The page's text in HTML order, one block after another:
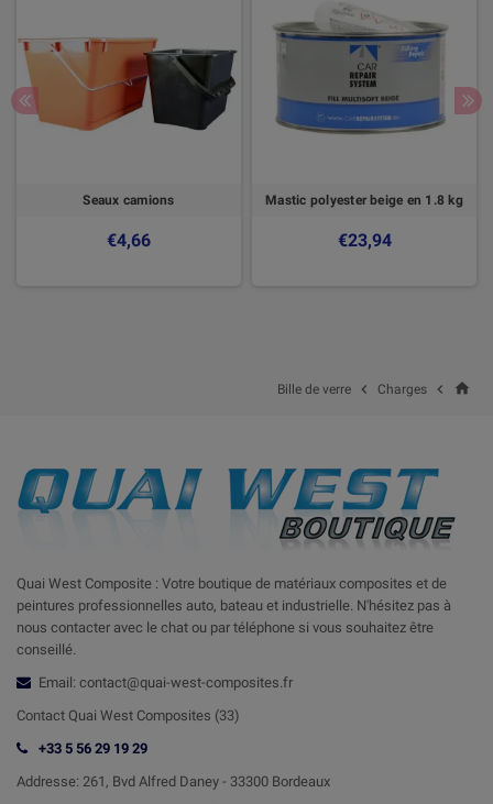
Seaux camions
€4,66
Mastic polyester beige en 1.8 kg
€23,94
home

Charges

Bille de verre
Quai West Composite : Votre boutique de matériaux composites et de
peintures professionnelles auto, bateau et industrielle. N'hésitez pas à
nous contacter avec le chat ou par téléphone si vous souhaitez être
conseillé.
Email: contact@quai-west-composites.fr
Contact Quai West Composites (33)
+33 5 56 29 19 29
Addresse: 261, Bvd Alfred Daney - 33300 Bordeaux